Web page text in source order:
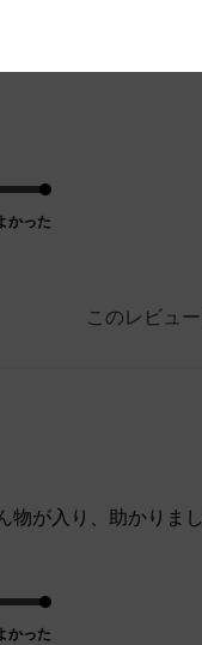
かった
このレビュ
が入り、助かりまし
かった